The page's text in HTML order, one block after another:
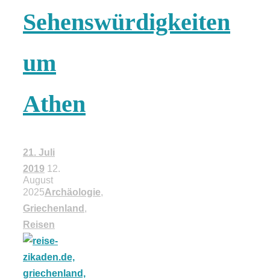
Sehenswürdigkeiten
um
Athen
21. Juli
2019 12.
August
2025Archäologie,
Griechenland ,
Reisen
Risotto ai